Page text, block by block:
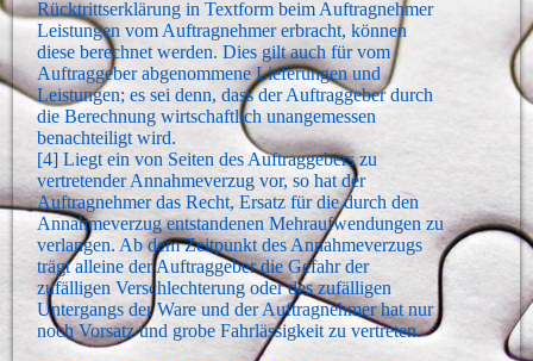
Rücktrittserklärung in Textform beim Auftragnehmer
Leistungen vom Auftragnehmer erbracht, können
diese berechnet werden. Dies gilt auch für vom
Auftraggeber abgenommene Lieferungen und
Leistungen; es sei denn, dass der Auftraggeber durch
die Berechnung wirtschaftlich unangemessen
benachteiligt wird.
[4] Liegt ein von Seiten des Auftraggebers zu
vertretender Annahmeverzug vor, so hat der
Auftragnehmer das Recht, Ersatz für die durch den
Annahmeverzug entstandenen Mehraufwendungen zu
verlangen. Ab dem Zeitpunkt des Annahmeverzugs
trägt alleine der Auftraggeber die Gefahr der
zufälligen Verschlechterung oder des zufälligen
Untergangs der Ware und der Auftragnehmer hat nur
noch Vorsatz und grobe Fahrlässigkeit zu vertreten.